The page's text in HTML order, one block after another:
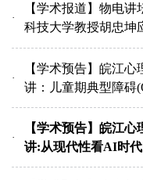
【学术报道】物电讲
科技大学教授胡忠坤
【学术预告】皖江
讲：儿童期典型障碍
研究
【学术预告】皖江
讲:从现代性看AI时